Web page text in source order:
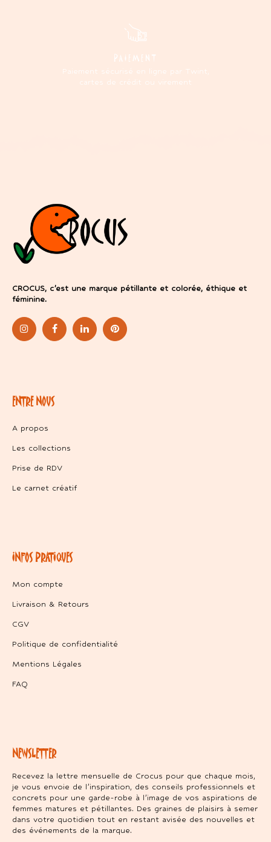
PAIEMENT
Paiement sécurisé en ligne par Twint,
cartes de crédit ou virement
CROCUS, c’est une marque pétillante et colorée, éthique et
féminine.
ENTRE NOUS
A propos
Les collections
Prise de RDV
Le carnet créatif
INFOS PRATIQUES
Mon compte
Livraison & Retours
CGV
Politique de confidentialité
Mentions Légales
FAQ
NEWSLETTER
Recevez la lettre mensuelle de Crocus pour que chaque mois,
je vous envoie de l’inspiration, des conseils professionnels et
concrets pour une garde-robe à l’image de vos aspirations de
femmes matures et pétillantes. Des graines de plaisirs à semer
dans votre quotidien tout en restant avisée des nouvelles et
des événements de la marque.